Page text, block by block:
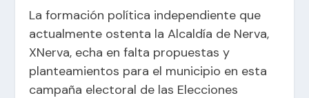
La formación política independiente que
actualmente ostenta la Alcaldía de Nerva,
XNerva, echa en falta propuestas y
planteamientos para el municipio en esta
campaña electoral de las Elecciones